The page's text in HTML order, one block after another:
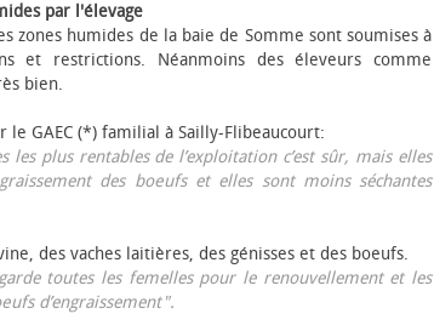
par l'élevage
zones humides de la baie de Somme sont soumises à
et restrictions. Néanmoins des éleveurs comme
bien.
le GAEC (*) familial à Sailly-Flibeaucourt:
les plus rentables de l’exploitation c’est sûr, mais elles
des bœufs et elles sont moins séchantes
des vaches laitières, des génisses et des bœufs.
toutes les femelles pour le renouvellement et les
d’engraissement".